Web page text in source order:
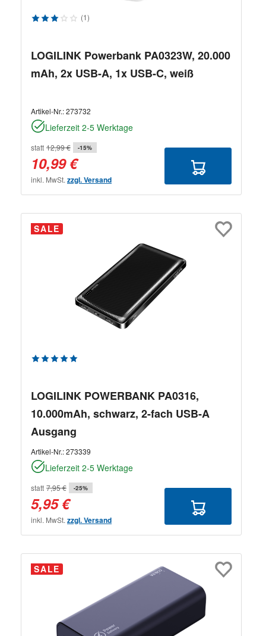
Durchschnittliche Bewertung von 3 von 5 Sternen
(1)
LOGILINK Powerbank PA0323W, 20.000
mAh, 2x USB-A, 1x USB-C, weiß
Artikel-Nr.:273732
Lieferzeit 2-5 Werktage
statt 12,99 € -15%
10,99 €
inkl. MwSt. zzgl. Versand
SALE
Durchschnittliche Bewertung von 5 von 5 Sternen
LOGILINK POWERBANK PA0316,
10.000mAh, schwarz, 2-fach USB-A
Ausgang
Artikel-Nr.:273339
Lieferzeit 2-5 Werktage
statt 7,95 € -25%
5,95 €
inkl. MwSt. zzgl. Versand
SALE